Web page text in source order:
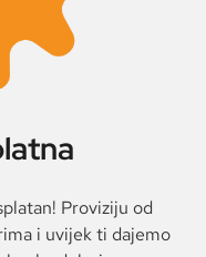
Proviziju od
i uvijek ti dajemo